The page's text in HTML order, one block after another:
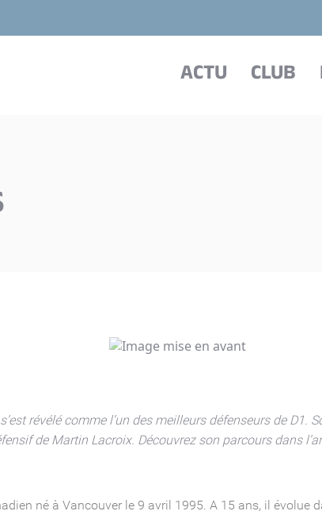
ACTU CLUB
révélé comme l’un des meilleurs défenseurs de D1.
de Martin Lacroix. Découvrez son parcours dans
né à Vancouver le 9 avril 1995. A 15 ans, il évolue